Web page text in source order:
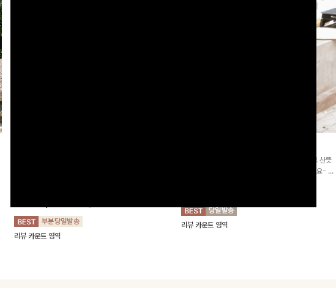
리뷰 카운트 영역
[청순무드/체형커버]꾸안꾸 무드의 정석🤍 가볍고 산뜻
한 착용감으로 여름 내내 손이 자주 가는 원피스예요- 은
리뷰 카운트 영역